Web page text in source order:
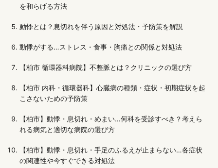
を和らげる方法
動悸とは？息切れを伴う原因と対処法・予防策を解説
動悸がする…ストレス・食事・胸痛との関係と対処法
【柏市 循環器科病院】不整脈とは？クリニックの選び方
【柏市 内科・循環器科】心臓病の種類・症状・初期症状を起
こさないための予防策
【柏市】動悸・息切れ・めまい…何科を受診すべき？考えら
れる病気と適切な病院の選び方
【柏市】動悸・息切れ・手足のふるえが止まらない…各症状
の関連性や今すぐできる対処法